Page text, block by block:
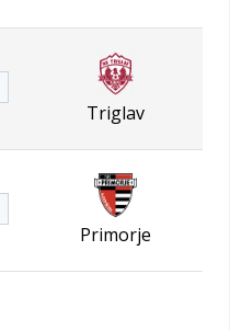
Triglav
Primorje